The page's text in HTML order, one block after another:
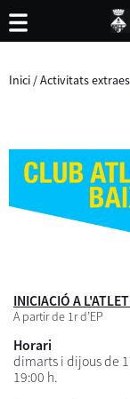
Inici /Activitats
INICIACIÓ A
A partir de 1r d’EP
Horari
dimarts i dijous de
19:00 h.